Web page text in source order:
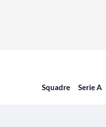
Squadre Serie A